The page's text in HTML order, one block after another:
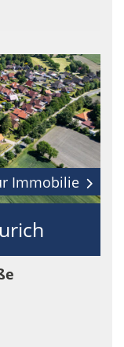
Immobilie